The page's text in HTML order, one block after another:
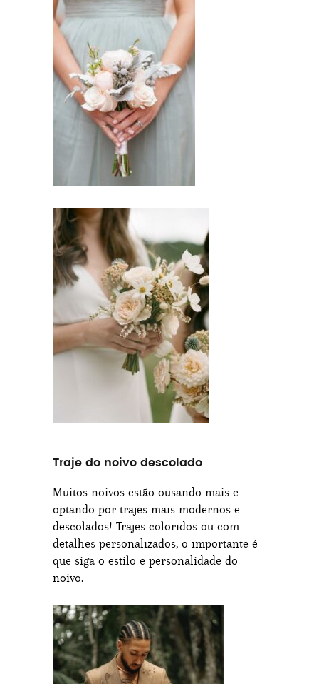
Traje do noivo descolado
Muitos noivos estão ousando mais e
optando por trajes mais modernos e
descolados! Trajes coloridos ou com
detalhes personalizados, o importante é
que siga o estilo e personalidade do
noivo.